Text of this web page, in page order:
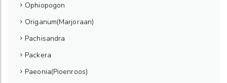
Ophiopogon
Origanum(Marjoraan)
Pachisandra
Packera
Paeonia(Pioenroos)